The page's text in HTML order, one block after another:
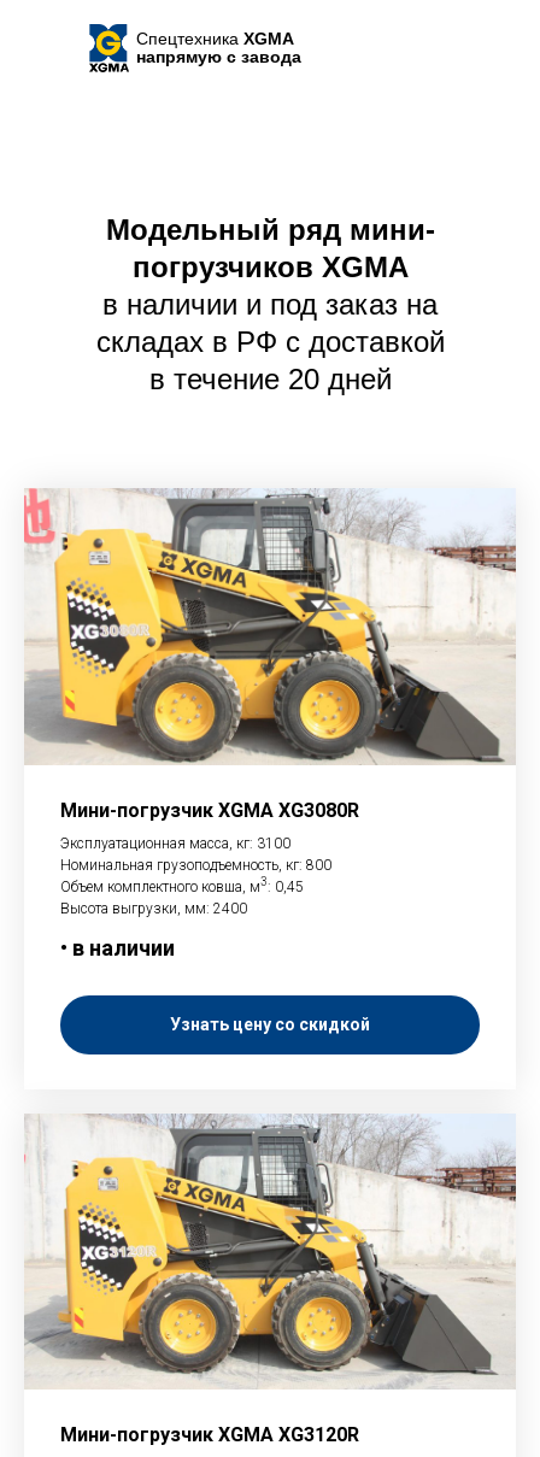
Спецтехника XGMA
напрямую с завода
Модельный ряд мини-
погрузчиков XGMA
в наличии и под заказ на
складах в РФ с доставкой
в течение 20 дней
Мини-погрузчик XGMA XG3080R
Эксплуатационная масса, кг: 3100
Номинальная грузоподъемность, кг: 800
Объем комплектного ковша, м3: 0,45
Высота выгрузки, мм: 2400
• в наличии
Узнать цену со скидкой
Мини-погрузчик XGMA XG3120R